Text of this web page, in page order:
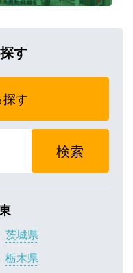
す
す
検索
茨城県
栃木県